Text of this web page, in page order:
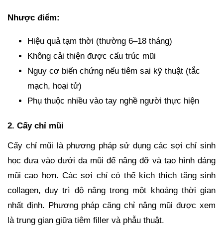
Nhược điểm:
Hiệu quả tạm thời (thường 6–18 tháng)
Không cải thiện được cấu trúc mũi
Nguy cơ biến chứng nếu tiêm sai kỹ thuật (tắc
mạch, hoại tử)
Phụ thuộc nhiều vào tay nghề người thực hiện
2. Cấy chỉ mũi
Cấy chỉ mũi là phương pháp sử dụng các sợi chỉ sinh
học đưa vào dưới da mũi để nâng đỡ và tạo hình dáng
mũi cao hơn. Các sợi chỉ có thể kích thích tăng sinh
collagen, duy trì độ nâng trong một khoảng thời gian
nhất định. Phương pháp căng chỉ nâng mũi được xem
là trung gian giữa tiêm filler và phẫu thuật.